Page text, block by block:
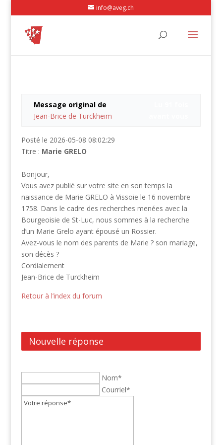
info@aveg.ch
Message original de
Jean-Brice de Turckheim
Posté le 2026-05-08 08:02:29
Titre : Marie GRELO
Bonjour,
Vous avez publié sur votre site en son temps la
naissance de Marie GRELO à Vissoie le 16 novembre
1758. Dans le cadre des recherches menées avec la
Bourgeoisie de St-Luc, nous sommes à la recherche
d’un Marie Grelo ayant épousé un Rossier.
Avez-vous le nom des parents de Marie ? son mariage,
son décès ?
Cordialement
Jean-Brice de Turckheim
Retour à l’index du forum
Nouvelle réponse
Nom*
Courriel*